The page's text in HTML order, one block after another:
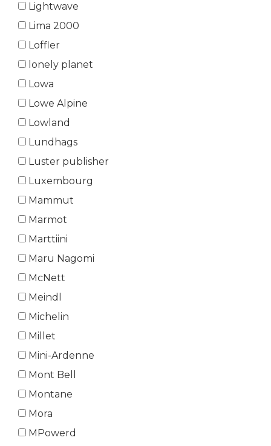
Lightwave
Lima 2000
Loffler
lonely planet
Lowa
Lowe Alpine
Lowland
Lundhags
Luster publisher
Luxembourg
Mammut
Marmot
Marttiini
Maru Nagomi
McNett
Meindl
Michelin
Millet
Mini-Ardenne
Mont Bell
Montane
Mora
MPowerd